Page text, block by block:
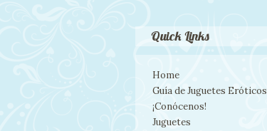
Quick Links
Home
Guía de Juguetes Eróticos
¡Conócenos!
Juguetes